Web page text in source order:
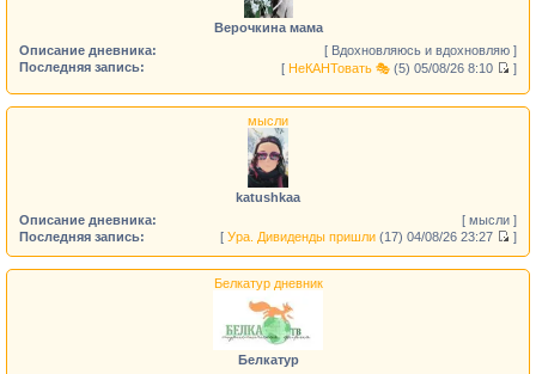
Верочкина мама
Описание дневника:
[ Вдохновляюсь и вдохновляю ]
Последняя запись:
[ НеКАНТовать 🎭 (5) 05/08/26 8:10 ]
мысли
katushkaa
Описание дневника:
[ мысли ]
Последняя запись:
[ Ура. Дивиденды пришли (17) 04/08/26 23:27 ]
Белкатур дневник
Белкатур